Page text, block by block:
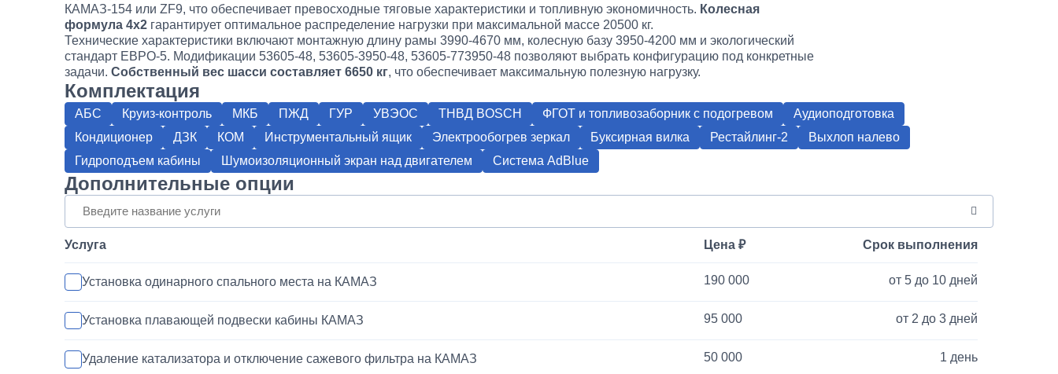
КАМАЗ-154 или ZF9, что обеспечивает превосходные тяговые характеристики и топливную экономичность. Колесная
формула 4х2 гарантирует оптимальное распределение нагрузки при максимальной массе 20500 кг.
Технические характеристики включают монтажную длину рамы 3990-4670 мм, колесную базу 3950-4200 мм и экологический
стандарт ЕВРО-5. Модификации 53605-48, 53605-3950-48, 53605-773950-48 позволяют выбрать конфигурацию под конкретные
задачи. Собственный вес шасси составляет 6650 кг, что обеспечивает максимальную полезную нагрузку.
Комплектация
АБС Круиз-контроль МКБ ПЖД ГУР УВЭОС ТНВД BOSCH ФГОТ и топливозаборник с подогревом
Аудиоподготовка
Кондиционер
ДЗК КОМ Инструментальный ящик Электрообогрев зеркал Буксирная вилка Рестайлинг-2
Выхлоп налево
Гидроподъем кабины
Шумоизоляционный экран над двигателем Система AdBlue
Дополнительные опции
Услуга Цена Срок выполнения
Установка одинарного спального места на КАМАЗ 190 000 от 5 до 10 дней
Установка плавающей подвески кабины КАМАЗ 95 000 от 2 до 3 дней
Удаление катализатора и отключение сажевого фильтра на КАМАЗ 50 000 1 день